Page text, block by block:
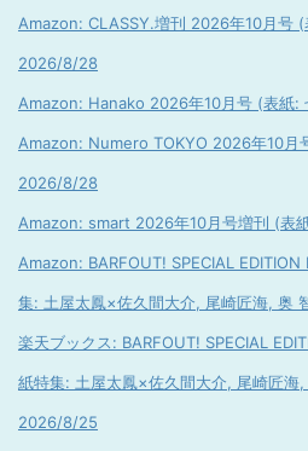
Amazon: CLASSY.増刊 2026年10月号
2026/8/28
Amazon: Hanako 2026年10月号 (表紙
Amazon: Numero TOKYO 2026年10月
2026/8/28
Amazon: smart 2026年10月号増刊 (表
Amazon: BARFOUT! SPECIAL
集: 土屋太鳳×佐久間大介, 尾崎匠海, 奥
楽天ブックス: BARFOUT! SPECIAL
紙特集: 土屋太鳳×佐久間大介, 尾崎匠海
2026/8/25